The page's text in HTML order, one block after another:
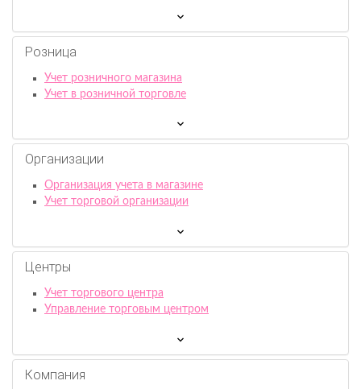
Розница
Учет розничного магазина
Учет в розничной торговле
Организации
Организация учета в магазине
Учет торговой организации
Центры
Учет торгового центра
Управление торговым центром
Компания